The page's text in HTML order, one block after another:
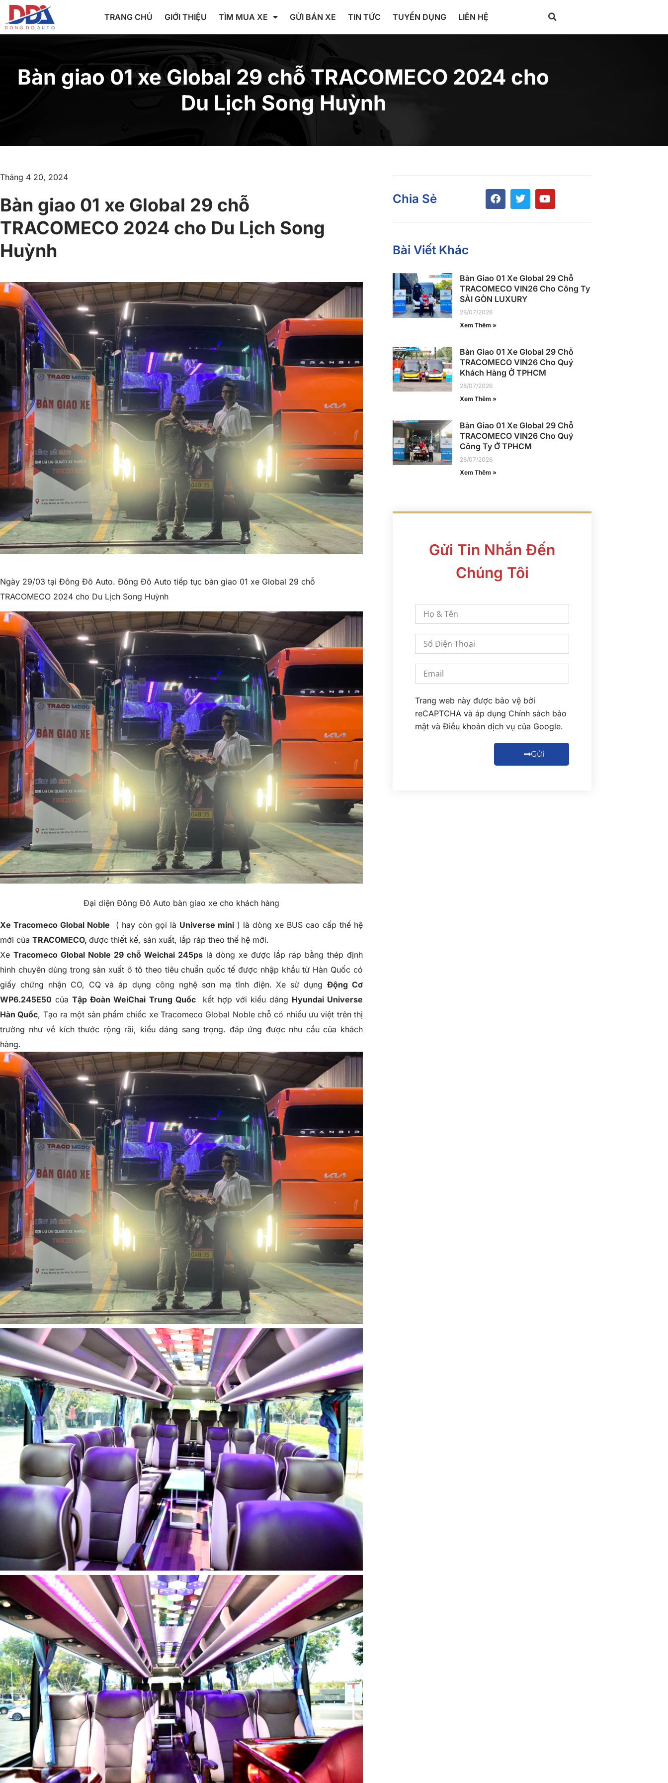
TRANG CHỦ GIỚI THIỆU TÌM MUA XE GỬI BÁN XE TIN TỨC TUYỂN DỤNG LIÊN HỆ
Bàn giao 01 xe Global 29 chỗ TRACOMECO 2024 cho
Du Lịch Song Huỳnh
Tháng 4 20, 2024
Bàn giao 01 xe Global 29 chỗ
TRACOMECO 2024 cho Du Lịch Song
Huỳnh
Ngày 29/03 tại Đông Đô Auto. Đông Đô Auto tiếp tục bàn giao 01 xe Global 29 chỗ
TRACOMECO 2024 cho Du Lịch Song Huỳnh
Đại diện Đông Đô Auto bàn giao xe cho khách hàng
Xe Tracomeco Global Noble ( hay còn gọi là Universe mini ) là dòng xe BUS cao cấp thế hệ
mới của TRACOMECO, được thiết kế, sản xuất, lắp ráp theo thế hệ mới.
Xe Tracomeco Global Noble 29 chỗ Weichai 245pslà dòng xe được lắp ráp bằng thép định
hình chuyên dùng trong sản xuất ô tô theo tiêu chuẩn quốc tế được nhập khẩu từ Hàn Quốc có
giấy chứng nhận CO, CQ và áp dụng công nghệ sơn mạ tĩnh điện. Xe sử dụngĐộng Cơ
WP6.245E50 của Tập Đoàn WeiChai Trung Quốc kết hợp với kiểu dáng Hyundai Universe
Hàn Quốc, Tạo ra một sản phẩm chiếc xeTracomeco Global Noblechỗ có nhiều ưu việt trên thị
trường như về kích thước rộng rãi, kiểu dáng sang trọng. đáp ứng được nhu cầu của khách
hàng.
Chia Sẻ
Bài Viết Khác
Bàn Giao 01 Xe Global 29 Chỗ
TRACOMECO VIN26 Cho Công Ty
SÀI GÒN LUXURY
28/07/2026
Xem Thêm »
Bàn Giao 01 Xe Global 29 Chỗ
TRACOMECO VIN26 Cho Quý
Khách Hàng Ở TPHCM
28/07/2026
Xem Thêm »
Bàn Giao 01 Xe Global 29 Chỗ
TRACOMECO VIN26 Cho Quý
Công Ty Ở TPHCM
28/07/2026
Xem Thêm »
Gửi Tin Nhắn Đến
Chúng Tôi
Trang web này được bảo vệ bởi
reCAPTCHA và áp dụng Chính sách bảo
mật và Điều khoản dịch vụ của Google.
Gửi